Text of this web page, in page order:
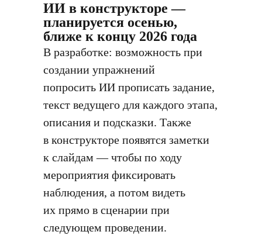
ИИ в конструкторе —
планируется осенью,
ближе к концу 2026 года
В разработке: возможность при
создании упражнений
попросить ИИ прописать задание,
текст ведущего для каждого этапа,
описания и подсказки. Также
в конструкторе появятся заметки
к слайдам — чтобы по ходу
мероприятия фиксировать
наблюдения, а потом видеть
их прямо в сценарии при
следующем проведении.